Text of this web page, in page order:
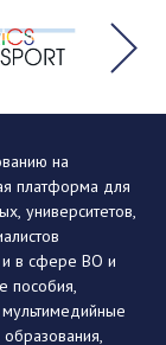
на
платформа для
университетов,
и в сфере ВО и
пособия,